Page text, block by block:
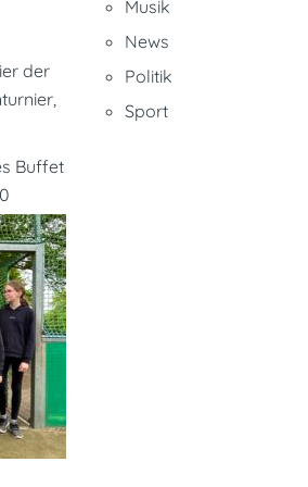
der
Buffet
Musik
News
Politik
Sport